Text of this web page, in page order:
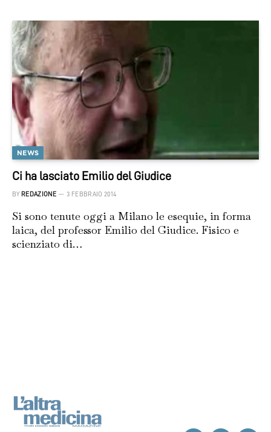
NEWS
Ci ha lasciato Emilio del Giudice
BY REDAZIONE 3 FEBBRAIO 2014
Si sono tenute oggi a Milano le esequie, in forma
laica, del professor Emilio del Giudice. Fisico e
scienziato di…